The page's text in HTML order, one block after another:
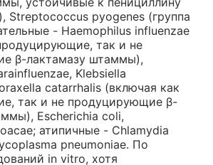
Streptococcus pyogenes (группа
- Haemophilus influenzae
так и не
β-лактамазу штаммы),
Klebsiella
catarrhalis (включая как
так и не продуцирующие β-
Escherichia coli,
атипичные - Chlamydia
pneumoniae. По
in vitro, хотя